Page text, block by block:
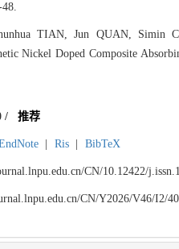
TIAN, Jun QUAN, Simin
Nickel Doped Composite
/ 推荐
Ris BibTeX
CN/10.12422/
CN/Y2026/V46/I2/40